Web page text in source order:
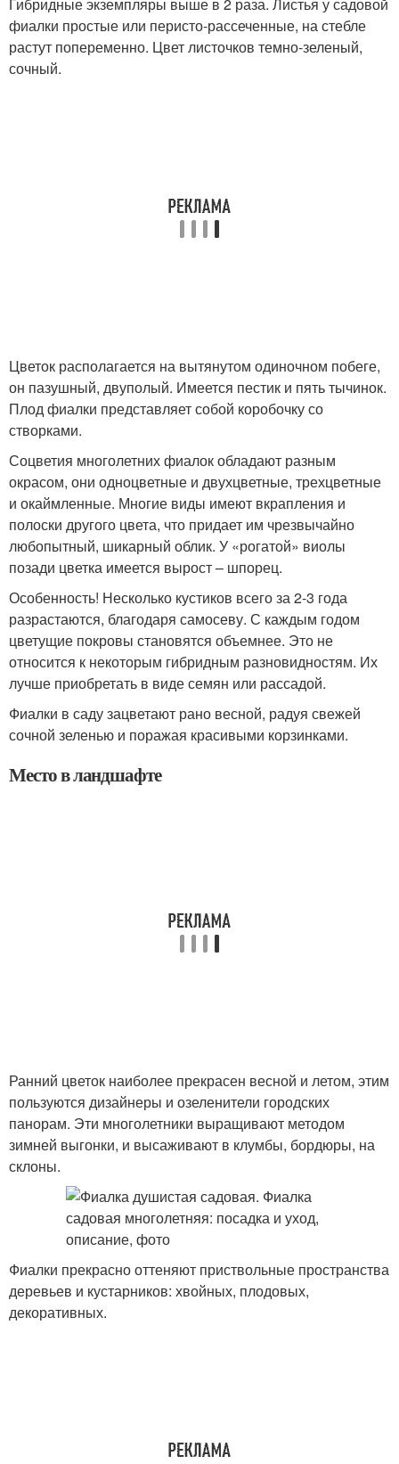
фиалки простые или перисто-рассеченные, на стебле
растут попеременно. Цвет листочков темно-зеленый,
сочный.
Цветок располагается на вытянутом одиночном побеге,
он пазушный, двуполый. Имеется пестик и пять тычинок.
Плод фиалки представляет собой коробочку со
створками.
Соцветия многолетних фиалок обладают разным
окрасом, они одноцветные и двухцветные, трехцветные
и окаймленные. Многие виды имеют вкрапления и
полоски другого цвета, что придает им чрезвычайно
любопытный, шикарный облик. У «рогатой» виолы
позади цветка имеется вырост – шпорец.
Особенность! Несколько кустиков всего за 2-3 года
разрастаются, благодаря самосеву. С каждым годом
цветущие покровы становятся объемнее. Это не
относится к некоторым гибридным разновидностям. Их
лучше приобретать в виде семян или рассадой.
Фиалки в саду зацветают рано весной, радуя свежей
сочной зеленью и поражая красивыми корзинками.
Место в ландшафте
Ранний цветок наиболее прекрасен весной и летом, этим
пользуются дизайнеры и озеленители городских
панорам. Эти многолетники выращивают методом
зимней выгонки, и высаживают в клумбы, бордюры, на
склоны.
Фиалки прекрасно оттеняют приствольные пространства
деревьев и кустарников: хвойных, плодовых,
декоративных.